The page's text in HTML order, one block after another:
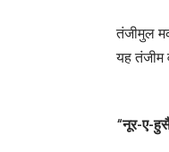
तंजीमुल
यह तंजीम
“नूर-ए-